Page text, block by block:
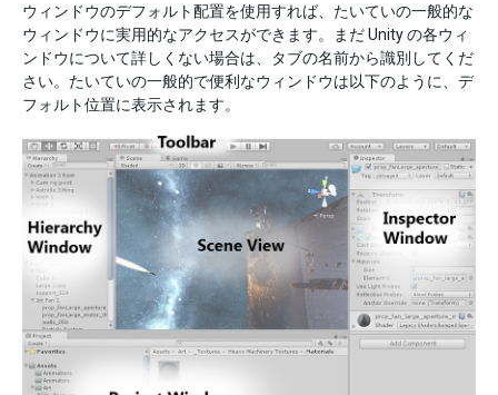
ウィンドウのデフォルト配置を使用すれば、たいていの一般的な
ウィンドウに実用的なアクセスができます。まだ Unity の各ウィ
ンドウについて詳しくない場合は、タブの名前から識別してくだ
さい。たいていの一般的で便利なウィンドウは以下のように、デ
フォルト位置に表示されます。